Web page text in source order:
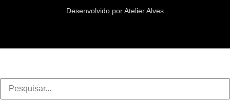
Desenvolvido por Atelier Alves